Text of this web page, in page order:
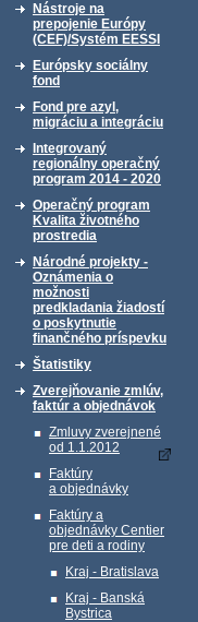
Nástroje na
prepojenie Európy
(CEF)/Systém EESSI
Európsky sociálny
fond
Fond pre azyl,
migráciu a integráciu
Integrovaný
regionálny operačný
program 2014 - 2020
Operačný program
Kvalita životného
prostredia
Národné projekty -
Oznámenia o
možnosti
predkladania žiadostí
o poskytnutie
finančného príspevku
Štatistiky
Zverejňovanie zmlúv,
faktúr a objednávok
Zmluvy zverejnené
od 1.1.2012
Faktúry
a objednávky
Faktúry a
objednávky Centier
pre deti a rodiny
Kraj - Bratislava
Kraj - Banská
Bystrica